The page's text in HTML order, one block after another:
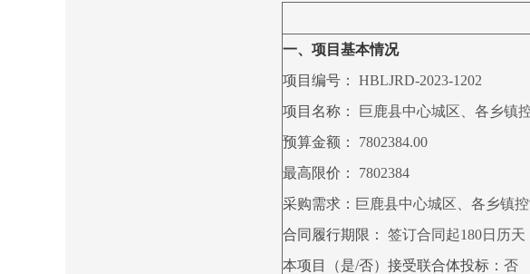
一、项目基本情况
项目编号：
HBLJRD-2023-1202
项目名称：
巨鹿县中心城区、各乡镇
预算金额：
7802384.00
最高限价：
7802384
采购需求： 巨鹿县中心城区、各乡镇
合同履行期限：
签订合同起180日历天
本项目（是/否）接受联合体投标： 否